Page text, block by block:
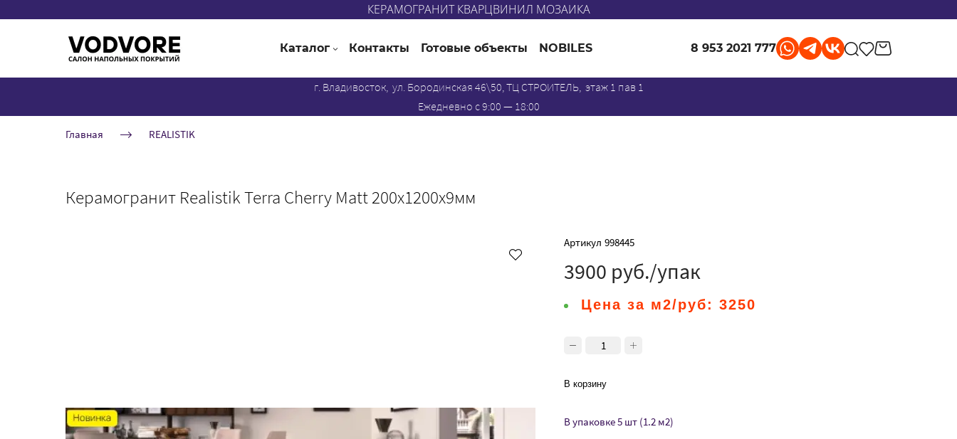
КЕРАМОГРАНИТ КВАРЦВИНИЛ МОЗАИКА
Каталог Контакты Готовые объекты NOBILES 8 953 2021 777
г. Владивосток, ул. Бородинская 46\50, ТЦ СТРОИТЕЛЬ, этаж 1 пав 1
Ежедневно с 9:00 — 18:00
Главная REALISTIK
Керамогранит Realistik Terra Cherry Matt 200x1200х9мм
Артикул 998445
3900 руб./упак
Цена за м2/руб: 3250
В корзину
В упаковке 5 шт (1.2 м2)